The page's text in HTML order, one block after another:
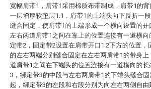
宽幅肩带1，肩带1采用棉质布带制成，肩带1的
一层增厚软垫层1.1，肩带1的上端头向下反折一
缝合固定，使肩带1的上端形成一个横向设置的开
左右两道肩带1之间在靠上的位置连接有一道横向
定带2，固定带2设置在肩带开口1.2下方的位置，
的左右两端分别缝合固定在左右两肩带1的带身上
道肩带1之间在下端头的位置连接有一道横向的长
3，绑定带3的中段与左右两肩带1的下端头缝合固
起，绑定带3的左段和右段分别为向左右两侧自由